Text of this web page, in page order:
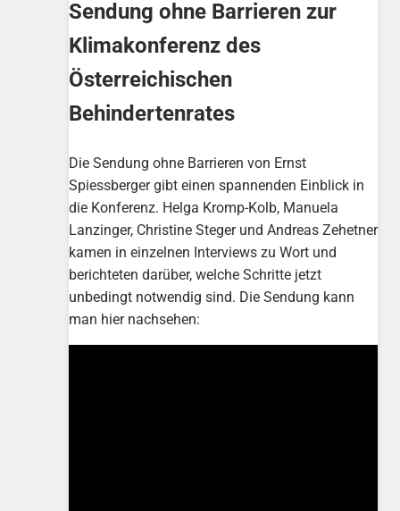
Sendung ohne Barrieren zur
Klimakonferenz des
Österreichischen
Behindertenrates
Die Sendung ohne Barrieren von Ernst
Spiessberger gibt einen spannenden Einblick in
die Konferenz. Helga Kromp-Kolb, Manuela
Lanzinger, Christine Steger und Andreas Zehetner
kamen in einzelnen Interviews zu Wort und
berichteten darüber, welche Schritte jetzt
unbedingt notwendig sind. Die Sendung kann
man hier nachsehen: